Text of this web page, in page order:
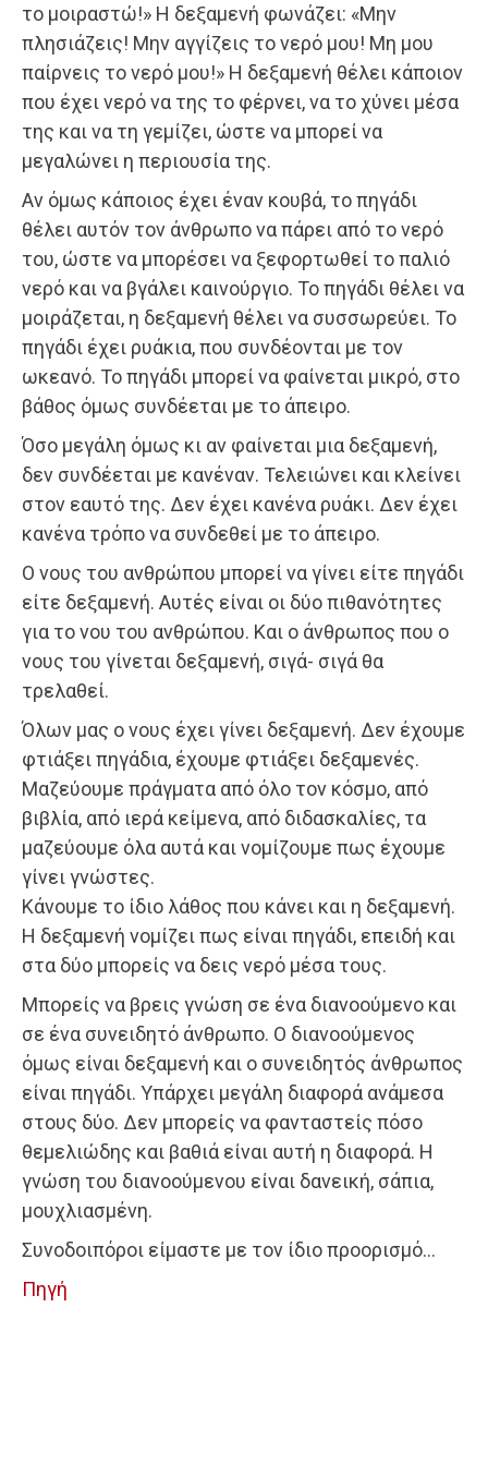
το μοιραστώ!» Η δεξαμενή φωνάζει: «Μην
πλησιάζεις! Μην αγγίζεις το νερό μου! Μη μου
παίρνεις το νερό μου!» Η δεξαμενή θέλει κάποιον
που έχει νερό να της το φέρνει, να το χύνει μέσα
της και να τη γεμίζει, ώστε να μπορεί να
μεγαλώνει η περιουσία της.
Αν όμως κάποιος έχει έναν κουβά, το πηγάδι
θέλει αυτόν τον άνθρωπο να πάρει από το νερό
του, ώστε να μπορέσει να ξεφορτωθεί το παλιό
νερό και να βγάλει καινούργιο. Το πηγάδι θέλει να
μοιράζεται, η δεξαμενή θέλει να συσσωρεύει. Το
πηγάδι έχει ρυάκια, που συνδέονται με τον
ωκεανό. Το πηγάδι μπορεί να φαίνεται μικρό, στο
βάθος όμως συνδέεται με το άπειρο.
Όσο μεγάλη όμως κι αν φαίνεται μια δεξαμενή,
δεν συνδέεται με κανέναν. Τελειώνει και κλείνει
στον εαυτό της. Δεν έχει κανένα ρυάκι. Δεν έχει
κανένα τρόπο να συνδεθεί με το άπειρο.
Ο νους του ανθρώπου μπορεί να γίνει είτε πηγάδι
είτε δεξαμενή. Αυτές είναι οι δύο πιθανότητες
για το νου του ανθρώπου. Και ο άνθρωπος που ο
νους του γίνεται δεξαμενή, σιγά- σιγά θα
τρελαθεί.
Όλων μας ο νους έχει γίνει δεξαμενή. Δεν έχουμε
φτιάξει πηγάδια, έχουμε φτιάξει δεξαμενές.
Μαζεύουμε πράγματα από όλο τον κόσμο, από
βιβλία, από ιερά κείμενα, από διδασκαλίες, τα
μαζεύουμε όλα αυτά και νομίζουμε πως έχουμε
γίνει γνώστες.
Κάνουμε το ίδιο λάθος που κάνει και η δεξαμενή.
Η δεξαμενή νομίζει πως είναι πηγάδι, επειδή και
στα δύο μπορείς να δεις νερό μέσα τους.
Μπορείς να βρεις γνώση σε ένα διανοούμενο και
σε ένα συνειδητό άνθρωπο. Ο διανοούμενος
όμως είναι δεξαμενή και ο συνειδητός άνθρωπος
είναι πηγάδι. Υπάρχει μεγάλη διαφορά ανάμεσα
στους δύο. Δεν μπορείς να φανταστείς πόσο
θεμελιώδης και βαθιά είναι αυτή η διαφορά. Η
γνώση του διανοούμενου είναι δανεική, σάπια,
μουχλιασμένη.
Συνοδοιπόροι είμαστε με τον ίδιο προορισμό…
Πηγή